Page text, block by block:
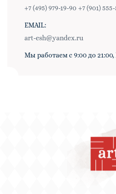
+7 (495) 979-19-90 +7 (901)
EMAIL:
art-esh@yandex.ru
Мы работаем с 9:00 до